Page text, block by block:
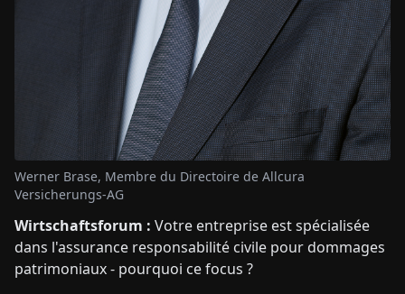
Werner Brase, Membre du Directoire de Allcura
Versicherungs-AG
Wirtschaftsforum : Votre entreprise est spécialisée
dans l'assurance responsabilité civile pour dommages
patrimoniaux - pourquoi ce focus ?